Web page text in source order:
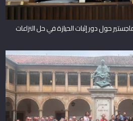
حول دور إثبات الحيازة في حل النزاعات